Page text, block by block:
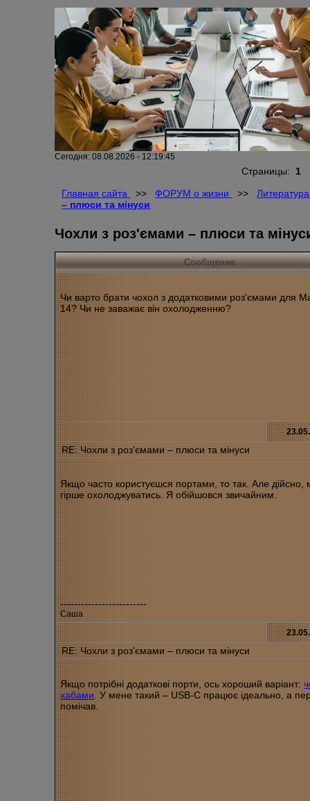
Сегодня: 08.08.2026 - 12:19:45
Страницы: 1
Главная сайта
>> ФОРУМ о жизни >>
– плюси та мінуси
Чохли з роз'ємами – плюси та
Сообщение
Чи варто брати чохол з додатковими роз'ємами для
14? Чи не заважає він охолодженню?
RE: Чохли з роз'ємами – плюси та мінуси
Якщо часто користуєшся портами, то так. Але дійсно,
гірше охолоджуватись. Я обійшовся звичайним.
-------------------------
Саша
RE: Чохли з роз'ємами – плюси та мінуси
Якщо потрібні додаткові порти, ось хороший варіант:
хабами . У мене такий – USB-C працює ідеально, а
помічав.